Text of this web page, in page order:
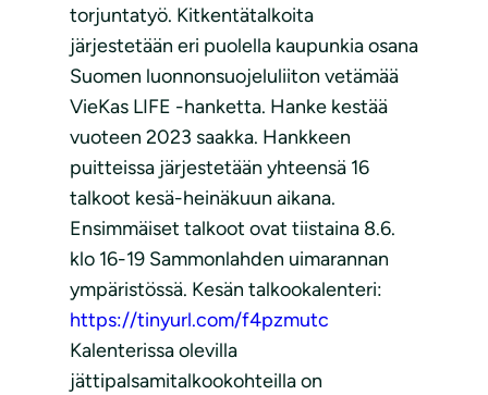
torjuntatyö. Kitkentätalkoita
järjestetään eri puolella kaupunkia osana
Suomen luonnonsuojeluliiton vetämää
VieKas LIFE -hanketta. Hanke kestää
vuoteen 2023 saakka. Hankkeen
puitteissa järjestetään yhteensä 16
talkoot kesä-heinäkuun aikana.
Ensimmäiset talkoot ovat tiistaina 8.6.
klo 16-19 Sammonlahden uimarannan
ympäristössä. Kesän talkookalenteri:
https://tinyurl.com/f4pzmutc
Kalenterissa olevilla
jättipalsamitalkookohteilla on